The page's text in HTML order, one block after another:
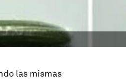
las mismas